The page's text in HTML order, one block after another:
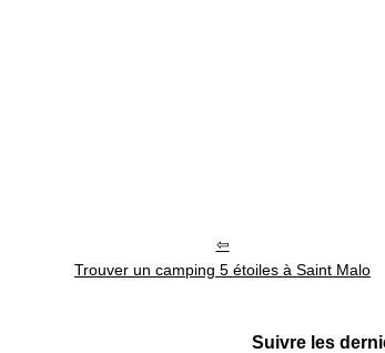
Trouver un camping 5 étoiles à Saint Malo
Suivre les